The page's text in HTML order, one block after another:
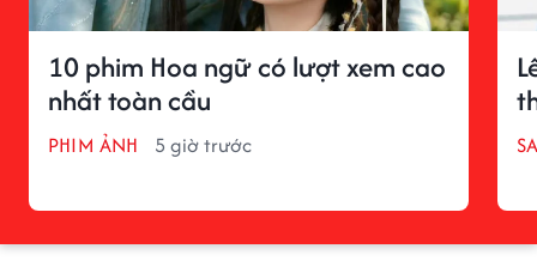
10 phim Hoa ngữ có lượt xem cao
nhất toàn cầu
PHIM ẢNH 5 giờ trước